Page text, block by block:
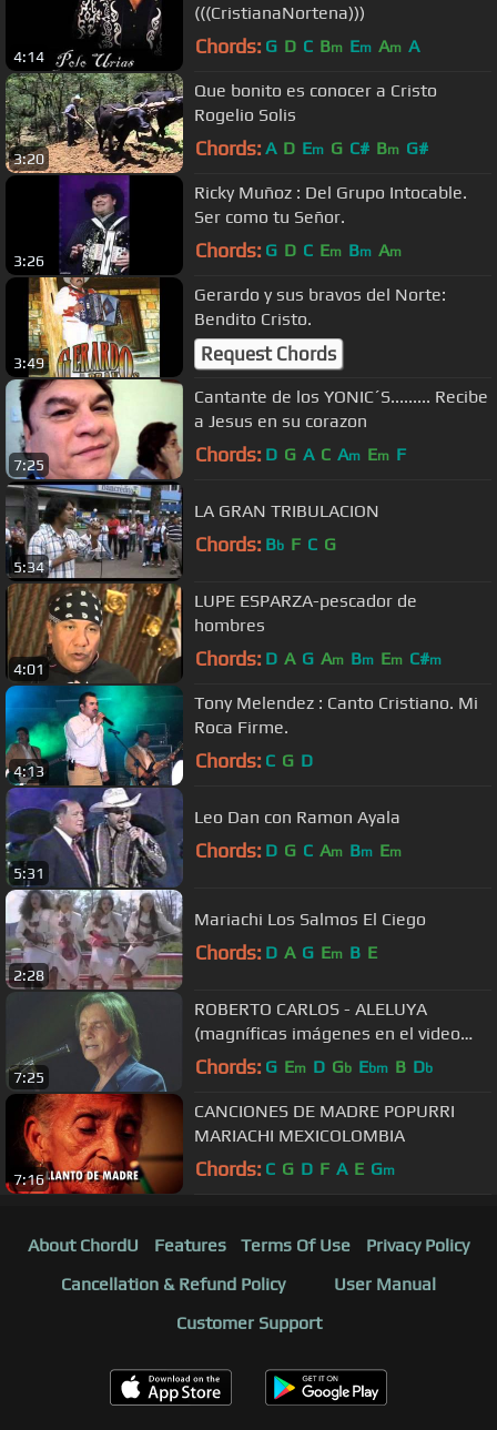
4:14
(((CristianaNortena)))
Chords: G D C Bm Em Am A
3:20
Que bonito es conocer a Cristo
Rogelio Solis
Chords: A D Em G C# Bm G#
3:26
Ricky Muñoz : Del Grupo Intocable.
Ser como tu Señor.
Chords: G D C Em Bm Am
3:49
Gerardo y sus bravos del Norte:
Bendito Cristo.
Request Chords
7:25
Cantante de los YONIC´S......... Recibe
a Jesus en su corazon
Chords: D G A C Am Em F
5:34
LA GRAN TRIBULACION
Chords: Bb F C G
4:01
LUPE ESPARZA-pescador de
hombres
Chords: D A G Am Bm Em C#m
4:13
Tony Melendez : Canto Cristiano. Mi
Roca Firme.
Chords: C G D
5:31
Leo Dan con Ramon Ayala
Chords: D G C Am Bm Em
2:28
Mariachi Los Salmos El Ciego
Chords: D A G Em B E
7:25
ROBERTO CARLOS - ALELUYA
(magníficas imágenes en el video
2013) - HD
Chords: G Em D Gb Ebm B Db
7:16
CANCIONES DE MADRE POPURRI
MARIACHI MEXICOLOMBIA
Chords: C G D F A E Gm
About ChordU Features Terms Of Use
Privacy Policy
Cancellation & Refund Policy
User Manual
Customer Support